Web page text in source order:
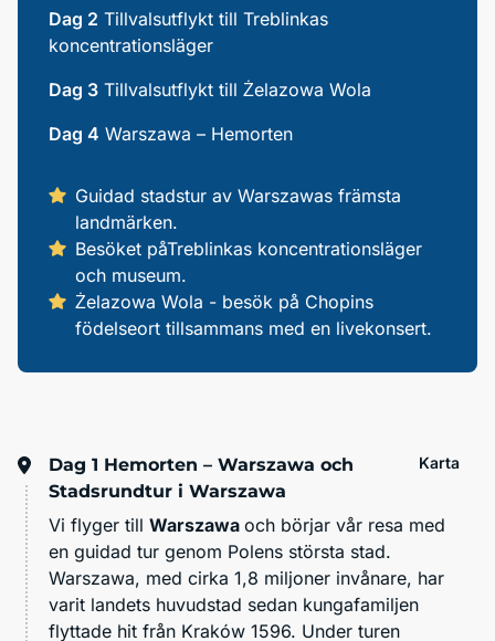
Dag 2 Tillvalsutflykt till Treblinkas
koncentrationsläger
Dag 3 Tillvalsutflykt till Żelazowa Wola
Dag 4 Warszawa – Hemorten
Guidad stadstur av Warszawas främsta
landmärken.
Besöket påTreblinkas koncentrationsläger
och museum.
Żelazowa Wola - besök på Chopins
födelseort tillsammans med en livekonsert.
Dag 1 Hemorten – Warszawa och
Stadsrundtur i Warszawa
Karta
Vi flyger till Warszawa och börjar vår resa med
en guidad tur genom Polens största stad.
Warszawa, med cirka 1,8 miljoner invånare, har
varit landets huvudstad sedan kungafamiljen
flyttade hit från Kraków 1596. Under turen